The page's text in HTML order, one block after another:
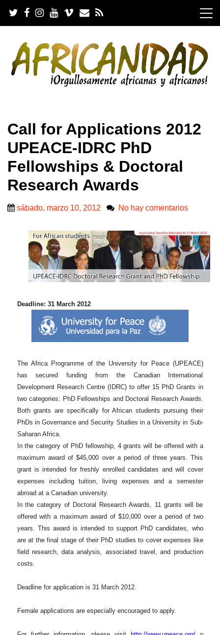
i
Call for Applications 2012
UPEACE-IDRC PhD
Fellowships & Doctoral
Research Awards
sábado, marzo 10, 2012 No hay comentarios
Deadline: 31 March 2012
The Africa Programme of the University for Peace (UPEACE)
has secured funding from the Canadian International
Development Research Centre (IDRC) to offer 15 PhD Grants in
two categories: PhD Fellowships and Doctoral Research Awards.
Both grants are specifically for African students pursuing their
PhDs in Governance and Security Studies in a University in Sub-
Saharan Africa.
In the category of PhD fellowship, 4 grants will be offered with a
maximum award of $45,000 over a period of three years. This
grant is intended for freshly enrolled candidates and will cover
expenses including tuition, living expenses and a semester
abroad at a Canadian university.
In the category of Doctoral Research Awards, 11 grants will be
offered with a maximum award of $10,000 over a period of two
years. This award is intended to support PhD candidates, who
are at the final stage of their PhD studies to cover expenses like
field research, data analysis, associated travel, and production
costs.
Deadline for application is 31 March 2012.
Female applications are especially encouraged to apply.